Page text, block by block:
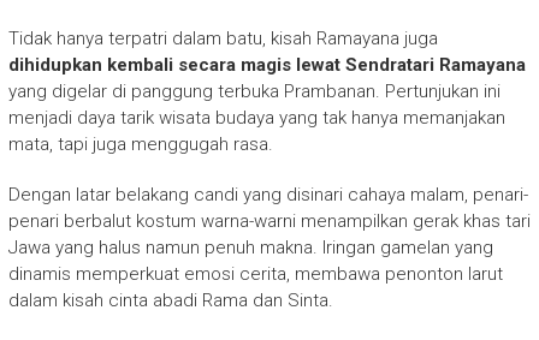
Tidak hanya terpatri dalam batu, kisah Ramayana juga
dihidupkan kembali secara magis lewat Sendratari Ramayana
yang digelar di panggung terbuka Prambanan. Pertunjukan ini
menjadi daya tarik wisata budaya yang tak hanya memanjakan
mata, tapi juga menggugah rasa.
Dengan latar belakang candi yang disinari cahaya malam, penari-
penari berbalut kostum warna-warni menampilkan gerak khas tari
Jawa yang halus namun penuh makna. Iringan gamelan yang
dinamis memperkuat emosi cerita, membawa penonton larut
dalam kisah cinta abadi Rama dan Sinta.